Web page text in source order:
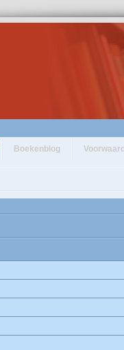
Boekenblog